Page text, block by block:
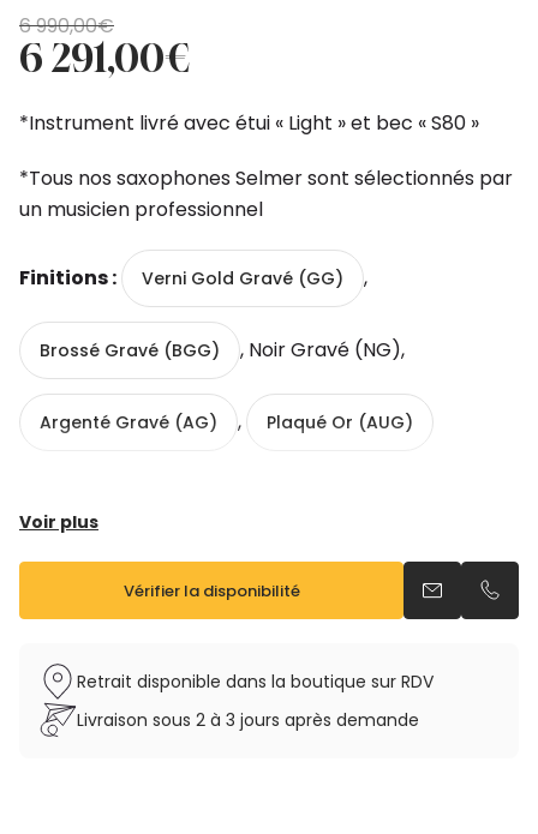
6 990,00€
Le
prix
initial
était :
990,00€.
6 291,00€
Le
prix
actuel
est :
291,00€.
*Instrument livré avec étui « Light » et bec « S80 »
*Tous nos saxophones Selmer sont sélectionnés par
un musicien professionnel
Finitions : Verni Gold Gravé (GG) ,
Brossé Gravé (BGG) , Noir Gravé (NG),
Argenté Gravé (AG) , Plaqué Or (AUG)
Gravé
Support pouce main droite réglable en résine
Tampons cuir, résonateur métal
Voir plus
Vérifier la disponibilité Envoyer un
Retrait disponible dans la boutique sur RDV
Livraison sous 2 à 3 jours après demande